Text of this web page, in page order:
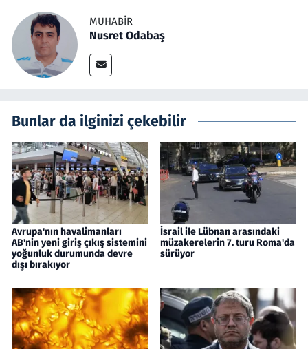
MUHABIR
Nusret Odabaş
Bunlar da ilginizi çekebilir
Avrupa'nın havalimanları
AB'nin yeni giriş çıkış sistemini
yoğunluk durumunda devre
dışı bırakıyor
İsrail ile Lübnan arasındaki
müzakerelerin 7. turu Roma'da
sürüyor